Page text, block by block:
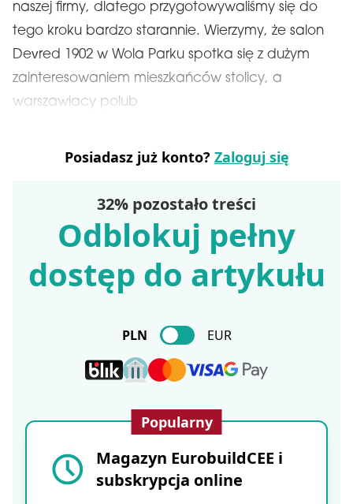
naszej firmy, dlatego przygotowywaliśmy się do
tego kroku bardzo starannie. Wierzymy, że salon
Devred 1902 w Wola Parku spotka się z dużym
zainteresowaniem mieszkańców stolicy, a
warszawiacy polub
Posiadasz już konto? Zaloguj się
32% pozostało treści
Odblokuj pełny
dostęp do artykułu
PLN EUR
Popularny
Magazyn EurobuildCEE i
subskrypcja online